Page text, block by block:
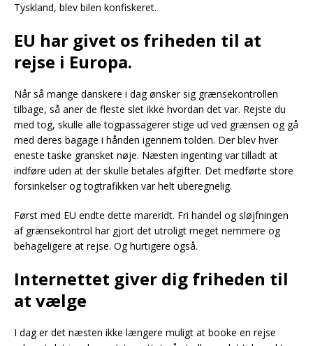
Tyskland, blev bilen konfiskeret.
EU har givet os friheden til at
rejse i Europa.
Når så mange danskere i dag ønsker sig grænsekontrollen
tilbage, så aner de fleste slet ikke hvordan det var. Rejste du
med tog, skulle alle togpassagerer stige ud ved grænsen og gå
med deres bagage i hånden igennem tolden. Der blev hver
eneste taske gransket nøje. Næsten ingenting var tilladt at
indføre uden at der skulle betales afgifter. Det medførte store
forsinkelser og togtrafikken var helt uberegnelig.
Først med EU endte dette mareridt. Fri handel og sløjfningen
af grænsekontrol har gjort det utroligt meget nemmere og
behageligere at rejse. Og hurtigere også.
Internettet giver dig friheden til
at vælge
I dag er det næsten ikke længere muligt at booke en rejse